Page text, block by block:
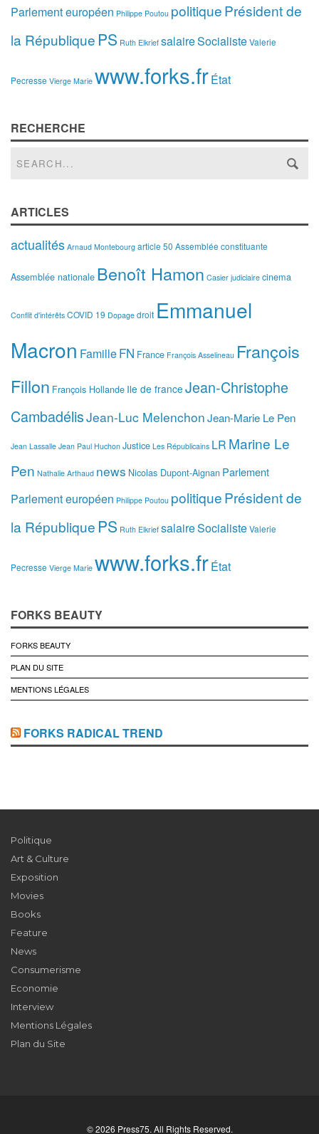
Parlement européen Philippe Poutou politiquePrésident de
la République PS Ruth Elkrief salaireSocialisteValerie
Pecresse Vierge Marie www.forks.frÉtat
RECHERCHE
ARTICLES
actualités Arnaud Montebourg article 50 Assemblée constituante
Assemblée nationale Benoît Hamon Casier judiciaire cinema
Conflit d'intérêts COVID 19 Dopage droit Emmanuel
Macron FamilleFN France François Asselineau François
Fillon François Hollande Ile de france Jean-Christophe
CambadélisJean-Luc MelenchonJean-Marie Le Pen
Jean Lassalle Jean Paul Huchon Justice Les Républicains LR Marine Le
Pen Nathalie Arthaud news Nicolas Dupont-Aignan Parlement
Parlement européen Philippe Poutou politiquePrésident de
la République PS Ruth Elkrief salaireSocialisteValerie
Pecresse Vierge Marie www.forks.frÉtat
FORKS BEAUTY
FORKS BEAUTY
PLAN DU SITE
MENTIONS LÉGALES
FORKS RADICAL TREND
Politique
Art & Culture
Exposition
Movies
Books
Feature
News
Consumerisme
Economie
Interview
Mentions Légales
Plan du Site
© 2026 Press75. All Rights Reserved.